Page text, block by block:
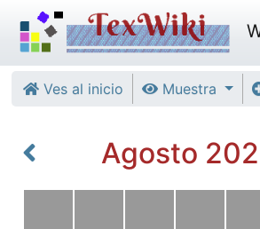
Ves al inicio Muestra
Agosto